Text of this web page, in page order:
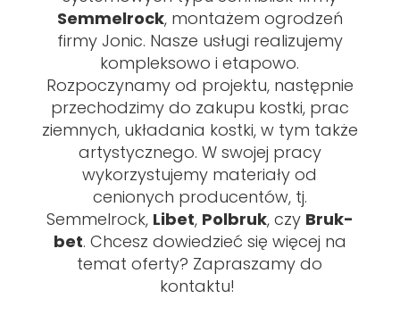
Semmelrock, montażem ogrodzeń
firmy Jonic. Nasze usługi realizujemy
kompleksowo i etapowo.
Rozpoczynamy od projektu, następnie
przechodzimy do zakupu kostki, prac
ziemnych, układania kostki, w tym także
artystycznego. W swojej pracy
wykorzystujemy materiały od
cenionych producentów, tj.
Semmelrock, Libet, Polbruk, czy Bruk-
bet. Chcesz dowiedzieć się więcej na
temat oferty? Zapraszamy do
kontaktu!